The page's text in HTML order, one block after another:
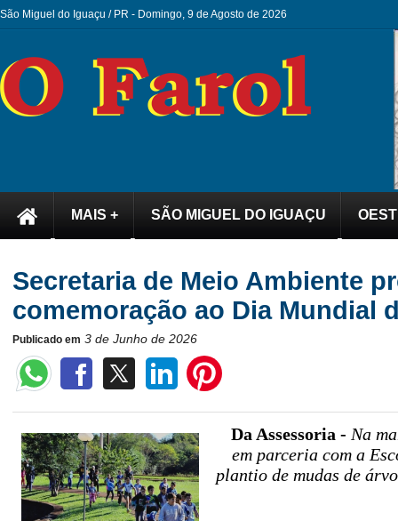
São Miguel do Iguaçu / PR - Domingo, 9 de Agosto de 2026
MAIS + SÃO MIGUEL DO IGUAÇU
Secretaria de Meio Ambiente
comemoração ao Dia Mundial
Publicado em 3 de Junho de 2026
Da Assessoria - Na
em parceria com a
plantio de mudas de